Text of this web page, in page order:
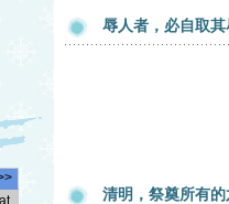
辱人者，必自取其
清明，祭奠所有